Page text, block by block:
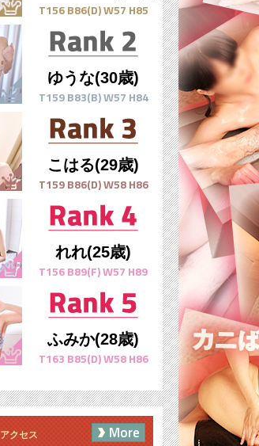
T156 B86(D) W57 H85
ゆうな(30歳)
T159 B83(B) W57 H84
こはる(29歳)
T159 B86(D) W58 H86
れれ(25歳)
T156 B89(F) W57 H89
ふみか(28歳)
T163 B85(D) W58 H86
アクセス More